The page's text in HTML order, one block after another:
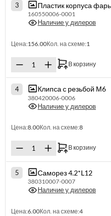
3 Пластик корпуса
160550006-0001
Наличие у дилеров
Цена:156.00Кол. на схеме:1
В корзину
4 Клипса с резьбой М6
380420006-0006
Наличие у дилеров
Цена:8.00Кол. на схеме:8
В корзину
5 Саморез 4.2*L12
380310007-0007
Наличие у дилеров
Цена:6.00Кол. на схеме:4